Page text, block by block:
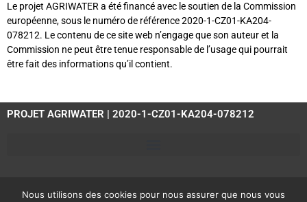
Le projet AGRIWATER a été financé avec le soutien de la Commission
européenne, sous le numéro de référence 2020-1-CZ01-KA204-
078212. Le contenu de ce site web n’engage que son auteur et la
Commission ne peut être tenue responsable de l’usage qui pourrait
être fait des informations qu’il contient.
PROJET AGRIWATER | 2020-1-CZ01-KA204-078212
Nous utilisons des cookies pour nous assurer que nous vous